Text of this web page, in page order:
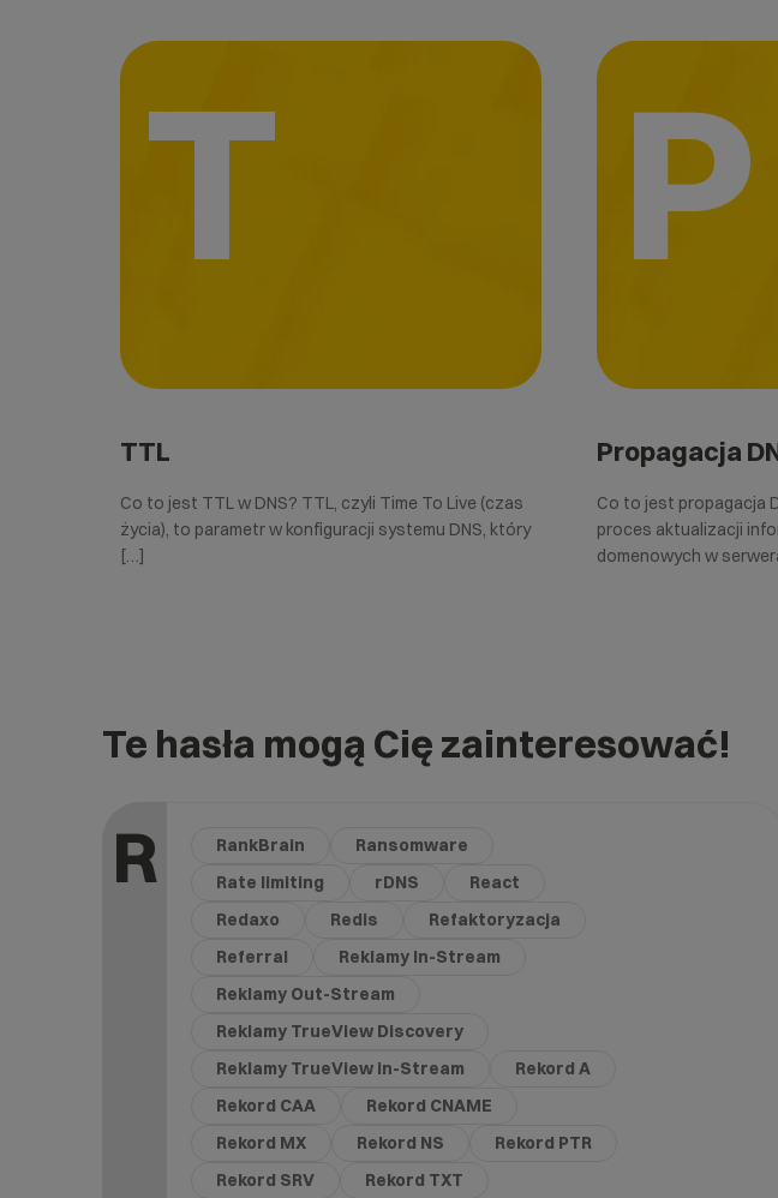
T
TTL
Co to jest TTL w DNS? TTL, czyli Time To Live (czas
życia), to parametr w konfiguracji systemu DNS, który
[…]
P
Propagacja
Co to jest propagacja
proces aktualizacji
domenowych w
Te hasła mogą Cię zainteresować!
R RankBrain
Ransomware
Rate limiting
rDNS
React
Redaxo
Redis
Refaktoryzacja
Referral
Reklamy In-Stream
Reklamy Out-Stream
Reklamy TrueView Discovery
Reklamy TrueView in-Stream
Rekord A
Rekord CAA
Rekord CNAME
Rekord MX
Rekord NS
Rekord PTR
Rekord SRV
Rekord TXT